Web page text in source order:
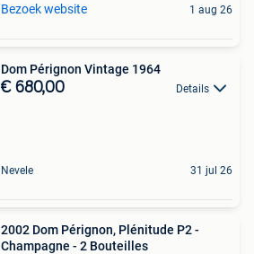
Bezoek website 1 aug 26
Dom Pérignon Vintage 1964
€ 680,00 Details
Nevele 31 jul 26
2002 Dom Pérignon, Plénitude P2 -
Champagne - 2 Bouteilles